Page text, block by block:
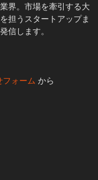
界。市場を牽引する大
担うスタートアップま
信します。
フォーム から